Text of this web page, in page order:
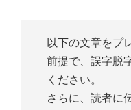
以下の文章をプ
前提で、誤字脱
ください。
さらに、読者に